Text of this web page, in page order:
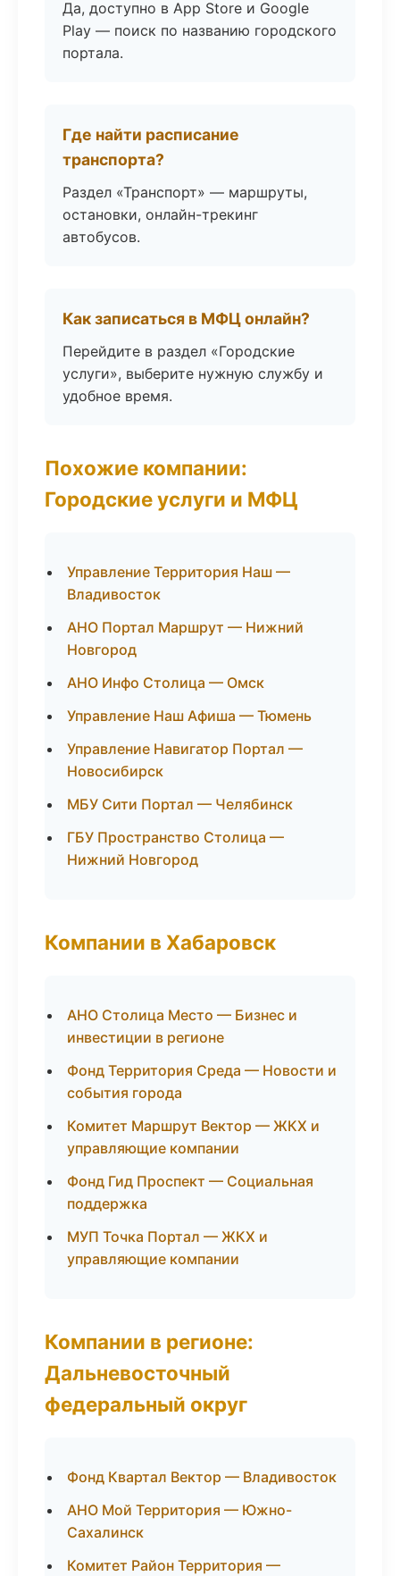
Да, доступно в App Store и Google
Play — поиск по названию городского
портала.
Где найти расписание
транспорта?
Раздел «Транспорт» — маршруты,
остановки, онлайн-трекинг
автобусов.
Как записаться в МФЦ онлайн?
Перейдите в раздел «Городские
услуги», выберите нужную службу и
удобное время.
Похожие компании:
Городские услуги и МФЦ
Управление Территория Наш —
Владивосток
АНО Портал Маршрут — Нижний
Новгород
АНО Инфо Столица — Омск
Управление Наш Афиша — Тюмень
Управление Навигатор Портал —
Новосибирск
МБУ Сити Портал — Челябинск
ГБУ Пространство Столица —
Нижний Новгород
Компании в Хабаровск
АНО Столица Место — Бизнес и
инвестиции в регионе
Фонд Территория Среда — Новости и
события города
Комитет Маршрут Вектор — ЖКХ и
управляющие компании
Фонд Гид Проспект — Социальная
поддержка
МУП Точка Портал — ЖКХ и
управляющие компании
Компании в регионе:
Дальневосточный
федеральный округ
Фонд Квартал Вектор — Владивосток
АНО Мой Территория — Южно-
Сахалинск
Комитет Район Территория —